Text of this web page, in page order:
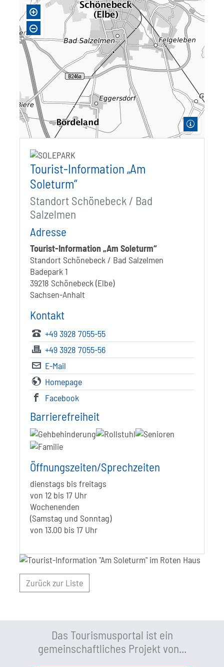
Tourist-Information „Am
Soleturm“
Standort Schönebeck / Bad
Salzelmen
Adresse
Tourist-Information „Am Soleturm“
Standort Schönebeck / Bad Salzelmen
Badepark 1
39218 Schönebeck (Elbe)
Sachsen-Anhalt
Kontakt
+49 3928 7055-55
+49 3928 7055-56
E-Mail
Homepage
Facebook
Barrierefreiheit
Öffnungszeiten/Sprechzeiten
dienstags bis freitags
von 12 bis 17 Uhr
Wochenenden
(Samstag und Sonntag)
von 13.00 bis 17 Uhr
Zurück zur Liste
Das Tourismusportal ist ein
gemeinschaftliches Projekt von...